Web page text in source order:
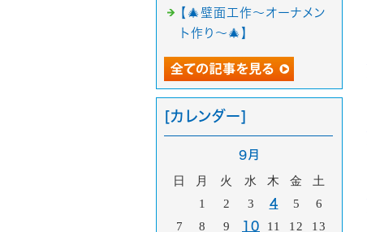
【🎄壁面工作〜オーナメン
ト作り〜🎄】
[カレンダー]
9月
日 月 火 水 木 金
土
1
2 3 4 5
6
7
8 9 10 11 12
13